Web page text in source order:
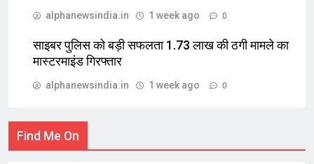
alphanewsindia.in 1 week ago 0
साइबर पुलिस को बड़ी सफलता 1.73 लाख की ठगी मामले का
मास्टरमाइंड गिरफ्तार
alphanewsindia.in 1 week ago 0
Find Me On